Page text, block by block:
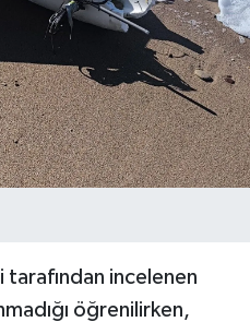
tarafından incelenen
öğrenilirken,